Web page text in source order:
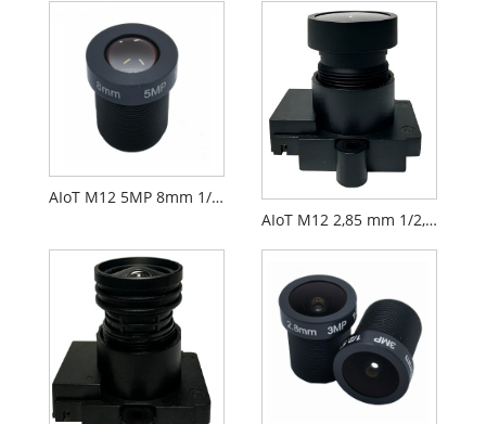
AIoT M12 5MP 8mm 1/2,7" F2.0 FPV Kameraobjektiv
AIoT M12 2,85 mm 1/2,9 Zoll F2,3 FPV-Kameraobjektiv PL071